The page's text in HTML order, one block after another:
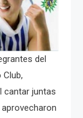
del
Club,
cantar juntas